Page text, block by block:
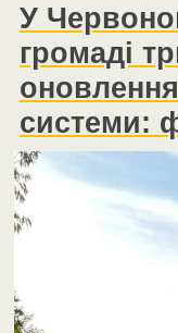
У
громаді
системи: